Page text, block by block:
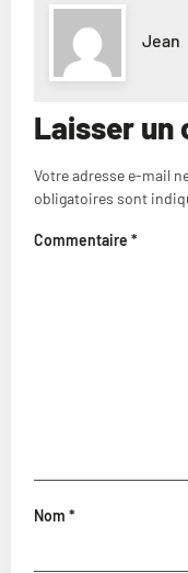
Jean
Laisser un
Votre adresse e-mail
obligatoires sont
Commentaire *
Nom *